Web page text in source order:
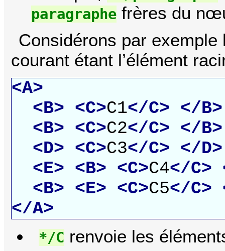
paragraphe frères du
Considérons par
courant étant l’élément
<A>
<B> <C>C1</C> </B>
<B> <C>C2</C> </B>
<D> <C>C3</C> </D>
<E> <B> <C>C4</C>
<B> <E> <C>C5</C>
</A>
*/C renvoie les